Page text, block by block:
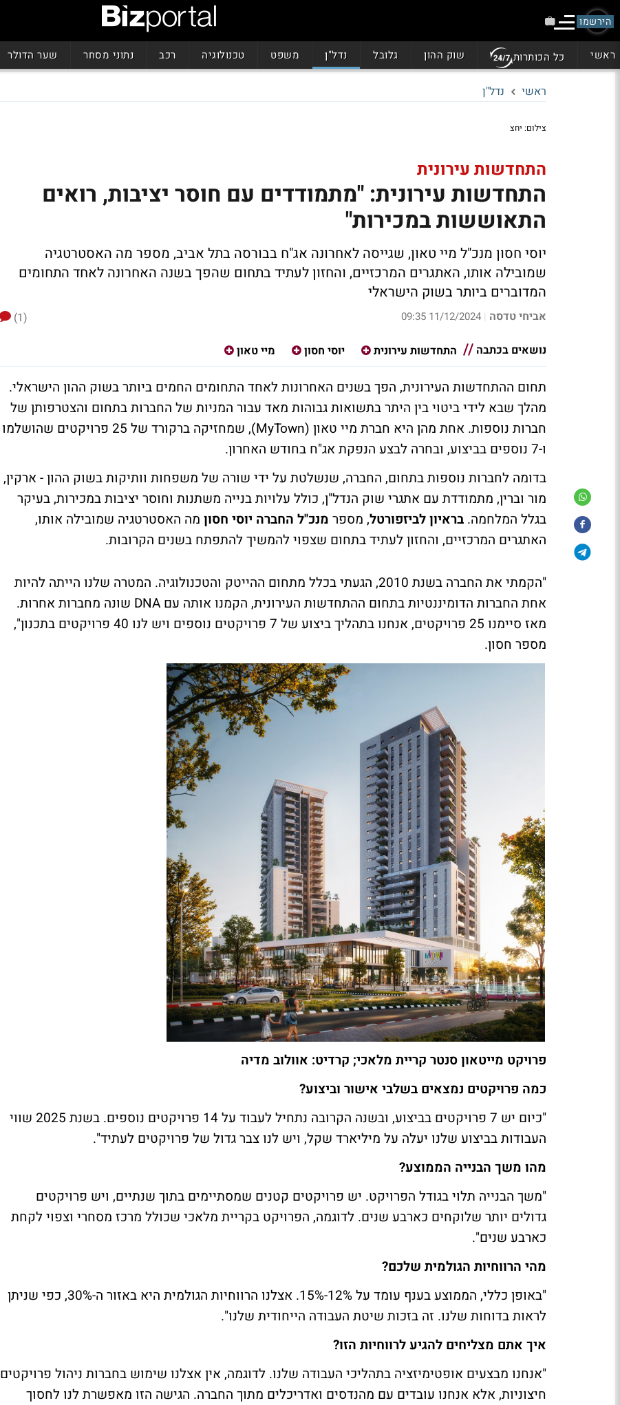
הירשמו
ראשי כל הכותרות שוק ההון גלובל נדל"ן משפט טכנולוגיה רכב נתוני מסחר שער הדולר
ראשי נדל"ן
צילום: יחצ
התחדשות עירונית
התחדשות עירונית: "מתמודדים עם חוסר יציבות, רואים
התאוששות במכירות"
יוסי חסון מנכ"ל מיי טאון, שגייסה לאחרונה אג"ח בבורסה בתל אביב, מספר מה האסטרטגיה
שמובילה אותו, האתגרים המרכזיים, והחזון לעתיד בתחום שהפך בשנה האחרונה לאחד התחומים
המדוברים ביותר בשוק הישראלי
אביחי טדסה |
11/12/2024 09:35
(1)
נושאים בכתבה
התחדשות עירונית יוסי חסון מיי טאון
תחום ההתחדשות העירונית, הפך בשנים האחרונות לאחד התחומים החמים ביותר בשוק ההון הישראלי.
מהלך שבא לידי ביטוי בין היתר בתשואות גבוהות מאד עבור המניות של החברות בתחום והצטרפותן של
חברות נוספות. אחת מהן היא חברת מיי טאון (MyTown), שמחזיקה ברקורד של 25 פרויקטים שהושלמו
ו-7 נוספים בביצוע, ובחרה לבצע הנפקת אג"ח בחודש האחרון.
בדומה לחברות נוספות בתחום, החברה, שנשלטת על ידי שורה של משפחות וותיקות בשוק ההון - ארקין,
מור וברין, מתמודדת עם אתגרי שוק הנדל"ן, כולל עלויות בנייה משתנות וחוסר יציבות במכירות, בעיקר
בגלל המלחמה. בראיון לביזפורטל, מספר מנכ"ל החברה יוסי חסון מה האסטרטגיה שמובילה אותו,
האתגרים המרכזיים, והחזון לעתיד בתחום שצפוי להמשיך להתפתח בשנים הקרובות.
"הקמתי את החברה בשנת 2010, הגעתי בכלל מתחום ההייטק והטכנולוגיה. המטרה שלנו הייתה להיות
אחת החברות הדומיננטיות בתחום ההתחדשות העירונית, הקמנו אותה עם DNA שונה מחברות אחרות.
מאז סיימנו 25 פרויקטים, אנחנו בתהליך ביצוע של 7 פרויקטים נוספים ויש לנו 40 פרויקטים בתכנון",
מספר חסון.
פרויקט מייטאון סנטר קריית מלאכי; קרדיט: אוולוב מדיה​
כמה פרויקטים נמצאים בשלבי אישור וביצוע?
"כיום יש 7 פרויקטים בביצוע, ובשנה הקרובה נתחיל לעבוד על 14 פרויקטים נוספים. בשנת 2025 שווי
העבודות בביצוע שלנו יעלה על מיליארד שקל, ויש לנו צבר גדול של פרויקטים לעתיד".
מהו משך הבנייה הממוצע?
"משך הבנייה תלוי בגודל הפרויקט. יש פרויקטים קטנים שמסתיימים בתוך שנתיים, ויש פרויקטים
גדולים יותר שלוקחים כארבע שנים. לדוגמה, הפרויקט בקריית מלאכי שכולל מרכז מסחרי וצפוי לקחת
כארבע שנים".
מהי הרווחיות הגולמית שלכם?
"באופן כללי, הממוצע בענף עומד על 12%-15%. אצלנו הרווחיות הגולמית היא באזור ה-30%, כפי שניתן
לראות בדוחות שלנו. זה בזכות שיטת העבודה הייחודית שלנו".
איך אתם מצליחים להגיע לרווחיות הזו?
"אנחנו מבצעים אופטימיזציה בתהליכי העבודה שלנו. לדוגמה, אין אצלנו שימוש בחברות ניהול פרויקטים
חיצוניות, אלא אנחנו עובדים עם מהנדסים ואדריכלים מתוך החברה. הגישה הזו מאפשרת לנו לחסוך